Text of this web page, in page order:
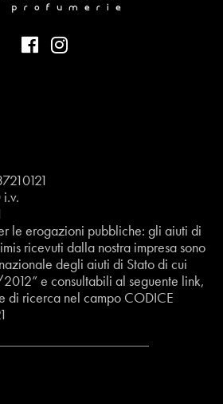
le erogazioni pubbliche: gli aiuti di
ricevuti dalla nostra impresa sono
degli aiuti di Stato di cui
e consultabili al seguente link,
di ricerca nel campo CODICE